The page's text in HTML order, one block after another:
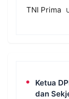
TNI Prima
Ketua
dan